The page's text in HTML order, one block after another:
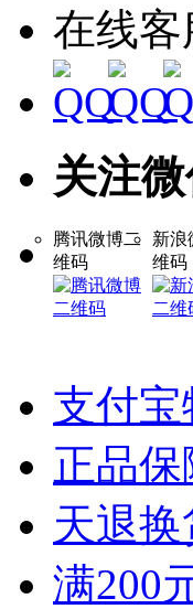
在线客
关注
腾讯微博二
维码
新浪
维码
支付宝
正品保
天退
满200